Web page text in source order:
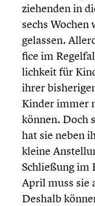
zie­hen­den in
sechs
gelassen.
fice im
lich­keit für
ihrer
Kinder immer
können. Doch
hat sie neben
kleine
Schließung im
April muss sie
Deshalb